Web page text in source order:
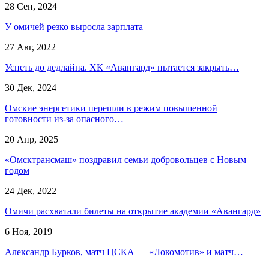
28 Сен, 2024
У омичей резко выросла зарплата
27 Авг, 2022
Успеть до дедлайна. ХК «Авангард» пытается закрыть…
30 Дек, 2024
Омские энергетики перешли в режим повышенной
готовности из-за опасного…
20 Апр, 2025
«Омсктрансмаш» поздравил семьи добровольцев с Новым
годом
24 Дек, 2022
Омичи расхватали билеты на открытие академии «Авангард»
6 Ноя, 2019
Александр Бурков, матч ЦСКА — «Локомотив» и матч…